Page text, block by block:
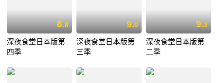
8.8
深夜食堂日本版第
四季
9.0
深夜食堂日本版第
三季
9.2
深夜食堂日本版第
二季